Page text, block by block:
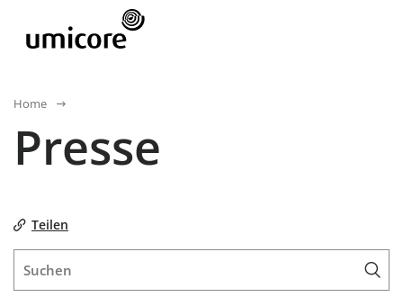
Home
Presse
Teilen